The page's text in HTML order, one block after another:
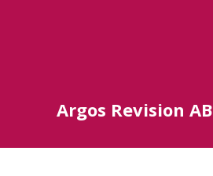
Argos Revision AB